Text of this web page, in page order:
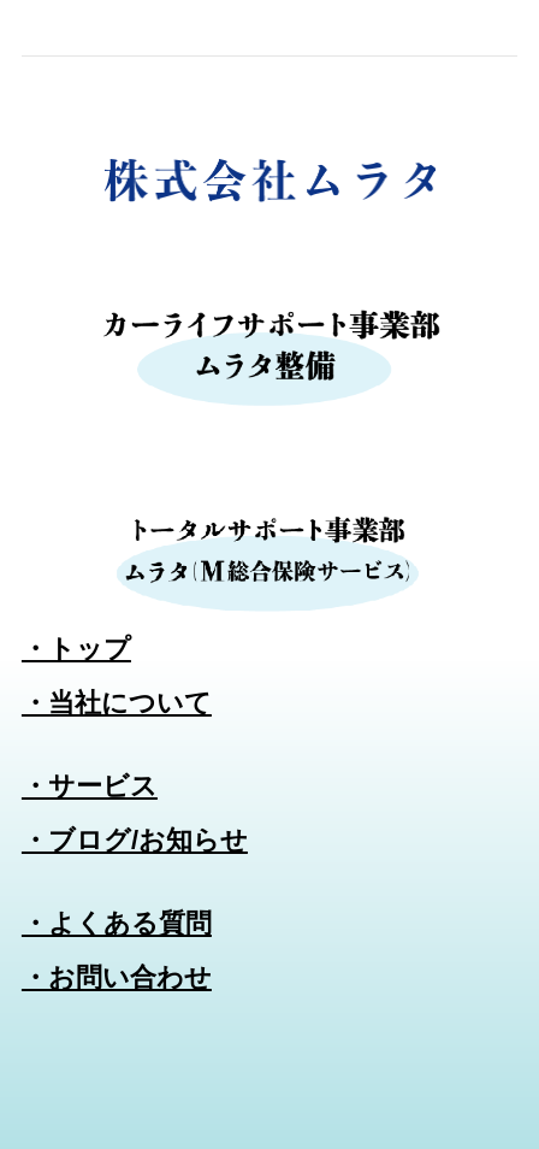
・トップ
・当社について
・サービス
・ブログ/お知らせ
・よくある質問
・お問い合わせ